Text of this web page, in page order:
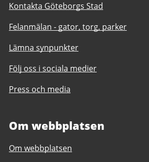
Kontakta Göteborgs Stad
Felanmälan - gator, torg, parker
Lämna synpunkter
Följ oss i sociala medier
Press och media
Om webbplatsen
Om webbplatsen